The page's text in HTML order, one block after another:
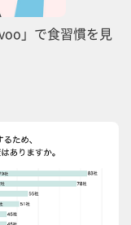
」で食習慣を見